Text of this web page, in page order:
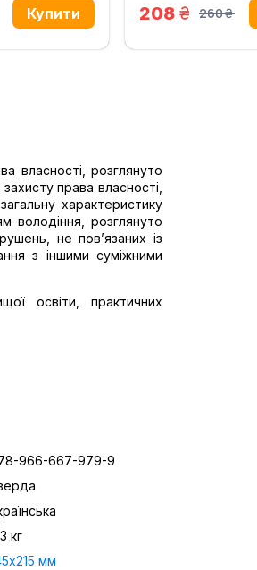
260
грн.
208 грн.
власності, розглянуто
права власності,
характеристику
володіння, розглянуто
не пов’язаних із
з іншими суміжними
освіти, практичних
966-667-979-9
кг
мм